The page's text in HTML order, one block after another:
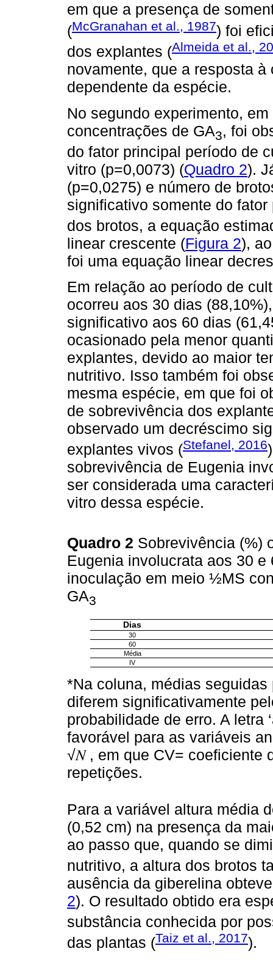
em que a presença de
(McGranahan et al., 1987) foi
dos explantes (Almeida et al.,
novamente, que a resposta
dependente da espécie.
No segundo experimento,
concentrações de GA3, foi
do fator principal período de
vitro (p=0,0073) (Quadro 2).
(p=0,0275) e número de
significativo somente do fator
dos brotos, a equação
linear crescente (Figura 2),
foi uma equação linear
Em relação ao período de
ocorreu aos 30 dias
significativo aos 60 dias
ocasionado pela menor
explantes, devido ao maior
nutritivo. Isso também foi
mesma espécie, em que foi
de sobrevivência dos
observado um decréscimo
explantes vivos (Stefanel, 2016
sobrevivência de Eugenia
ser considerada uma
vitro dessa espécie.
Quadro 2 Sobrevivência (%)
Eugenia involucrata aos 30
inoculação em meio ½MS
GA3
Dias
30
60
Média
IV
*Na coluna, médias
diferem significativamente
probabilidade de erro. A letra
favorável para as variáveis
√𝑁 , em que CV= coeficiente
repetições.
Para a variável altura média
(0,52 cm) na presença da
ao passo que, quando se
nutritivo, a altura dos brotos
ausência da giberelina
2). O resultado obtido era
substância conhecida por
das plantas (Taiz et al., 2017).